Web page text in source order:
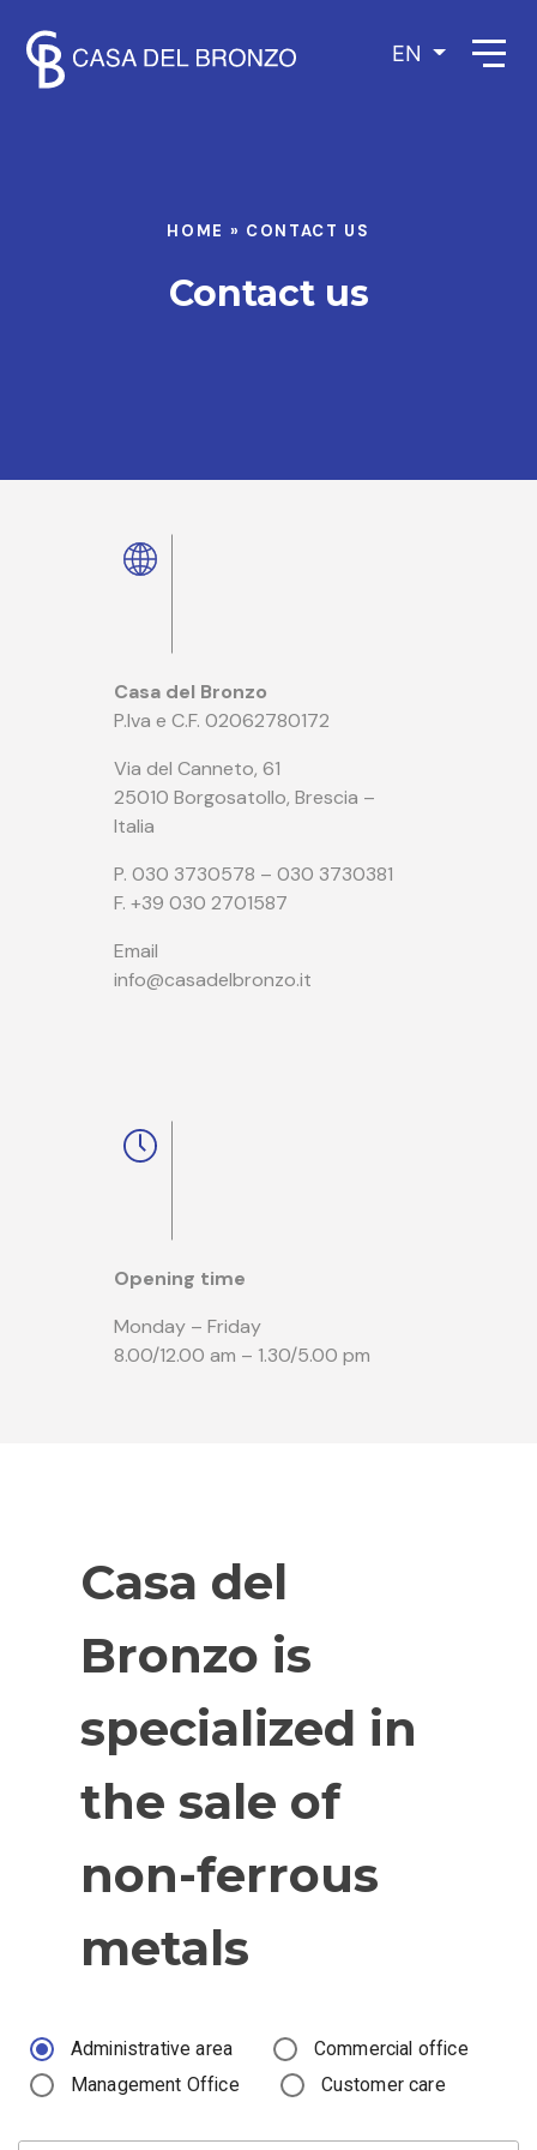
EN
HOME » CONTACT US
Contact us
Casa del Bronzo
P.Iva e C.F. 02062780172
Via del Canneto, 61
25010 Borgosatollo, Brescia –
Italia
P. 030 3730578 – 030 3730381
F. +39 030 2701587
Email
info@casadelbronzo.it
Opening time
Monday – Friday
8.00/12.00 am – 1.30/5.00 pm
Casa del
Bronzo is
specialized in
the sale of
non-ferrous
metals
Administrative area
Commercial office
Management Office
Customer care